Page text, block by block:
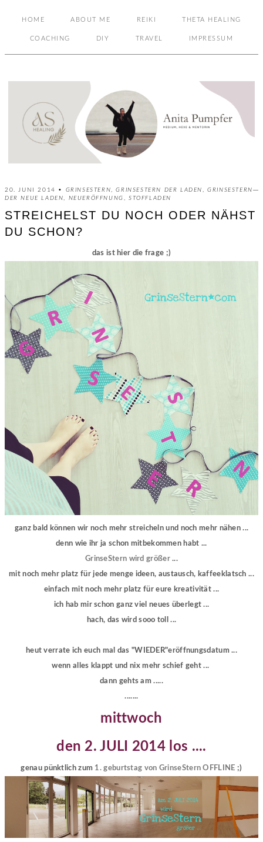
HOME ABOUT ME REIKI THETA HEALING
COACHING DIY TRAVEL IMPRESSUM
20. JUNI 2014 • GRINSESTERN ,GRINSESTERN DER LADEN ,GRINSESTERN
DER NEUE LADEN
NEUERÖFFNUNG STOFFLADEN
STREICHELST DU NOCH ODER NÄHST
DU SCHON?
das ist hier die frage ;)
ganz bald können wir noch mehr streicheln und noch mehr nähen ...
denn wie ihr ja schon mitbekommen habt ...
GrinseStern wird größer...
mit noch mehr platz für jede menge ideen, austausch, kaffeeklatsch ...
einfach mit noch mehr platz für eure kreativität ...
ich hab mir schon ganz viel neues überlegt ...
hach, das wird sooo toll ...
heut verrate ich euch mal das "WIEDER"eröffnungsdatum ...
wenn alles klappt und nix mehr schief geht ...
dann gehts am .....
.......
mittwoch
den 2. JULI 2014 los ....
genau pünktlich zum 1. geburtstag von GrinseStern OFFLINE ;)